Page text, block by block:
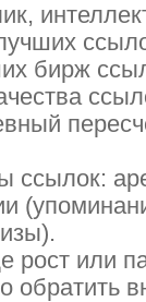
бирж
ссылок:
рост или
обратить